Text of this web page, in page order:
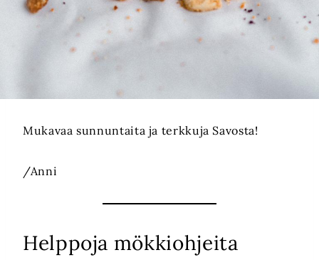
Mukavaa sunnuntaita ja terkkuja Savosta!
/Anni
Helppoja mökkiohjeita